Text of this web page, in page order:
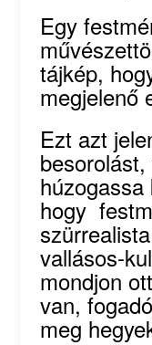
Egy
tájkép,
megjelenő
Ezt azt
hogy
vallásos-
mondjon
van,
meg